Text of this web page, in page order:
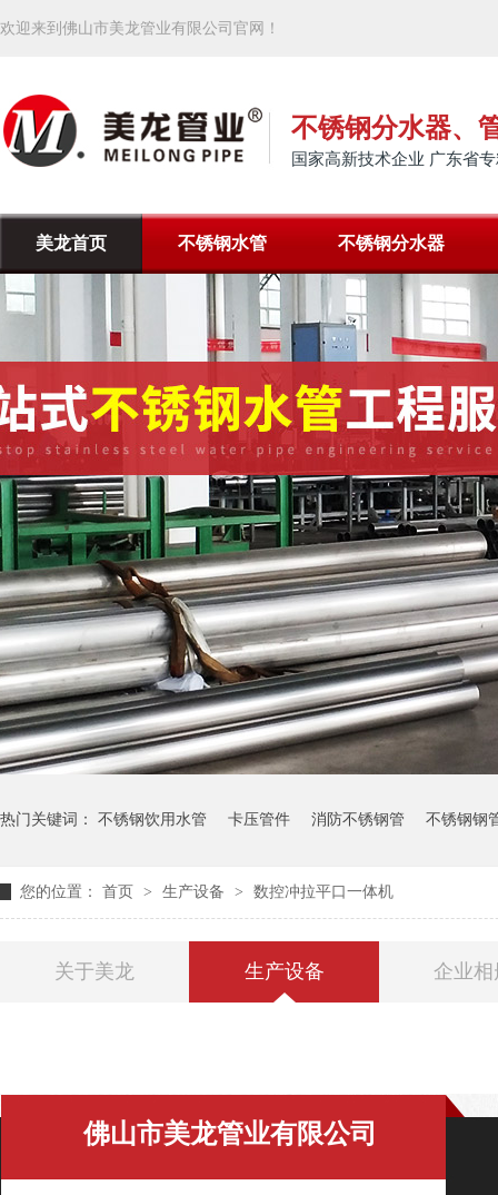
欢迎来到佛山市美龙管业有限公司官网！
不锈钢分水器、
国家高新技术企业 广东省
美龙首页 不锈钢水管 不锈钢分水器
热门关键词： 不锈钢饮用水管 卡压管件 消防不锈钢管 不锈钢钢
您的位置： 首页 > 生产设备 > 数控冲拉平口一体机
关于美龙 生产设备 企业相
佛山市美龙管业有限公司